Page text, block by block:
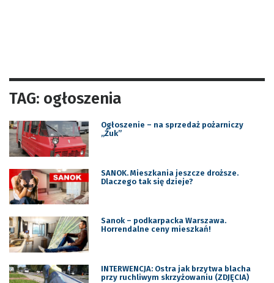
TAG: ogłoszenia
Ogłoszenie – na sprzedaż pożarniczy
„Żuk”
SANOK. Mieszkania jeszcze droższe.
Dlaczego tak się dzieje?
Sanok – podkarpacka Warszawa.
Horrendalne ceny mieszkań!
INTERWENCJA: Ostra jak brzytwa blacha
przy ruchliwym skrzyżowaniu (ZDJĘCIA)